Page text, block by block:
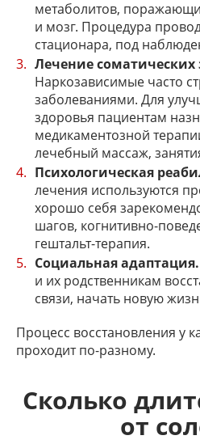
метаболитов,
и мозг. Процедура
стационара, под
Лечение соматических
Наркозависимые часто
заболеваниями. Для
здоровья пациентам
медикаментозной
лечебный массаж,
Психологическая
лечения используются
хорошо себя
шагов, когнитивно-
гештальт-терапия.
Социальная адаптация.
и их родственникам
связи, начать новую
Процесс восстановления у
проходит по-разному.
Сколько
от